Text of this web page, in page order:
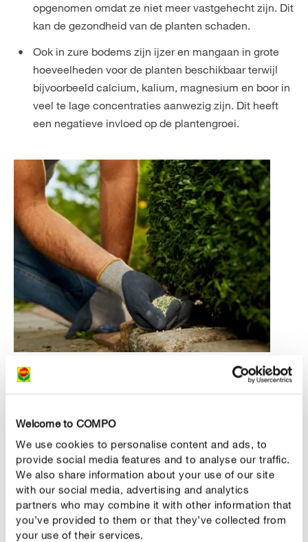
Welcome to COMPO
We use cookies to personalise content and ads, to
provide social media features and to analyse our traffic.
We also share information about your use of our site
with our social media, advertising and analytics
partners who may combine it with other information that
you’ve provided to them or that they’ve collected from
your use of their services.
opgenomen omdat ze niet meer vastgehecht zijn. Dit
kan de gezondheid van de planten schaden.
Ook in zure bodems zijn ijzer en mangaan in grote
hoeveelheden voor de planten beschikbaar terwijl
bijvoorbeeld calcium, kalium, magnesium en boor in
veel te lage concentraties aanwezig zijn. Dit heeft
een negatieve invloed op de plantengroei.
DE TUINBODEM IS TE ZUUR
Hoe kan je de pH-waarde in de bodem verhogen?
bodem verhogen. Kalk neutraliseert de overtollige zuren
in de grond waardoor de pH stijgt. De kalk zorgt er
eveneens voor dat voedingsstoffen zoals calcium,
kalium en magnesium - die in de bodem zijn opgeslagen
- terug beschikbaar komen voor de planten. Ook de
water- en luchttoevoer in de bodem kunnen op lange
termijn worden verbeterd door te bekalken. Bodemdieren